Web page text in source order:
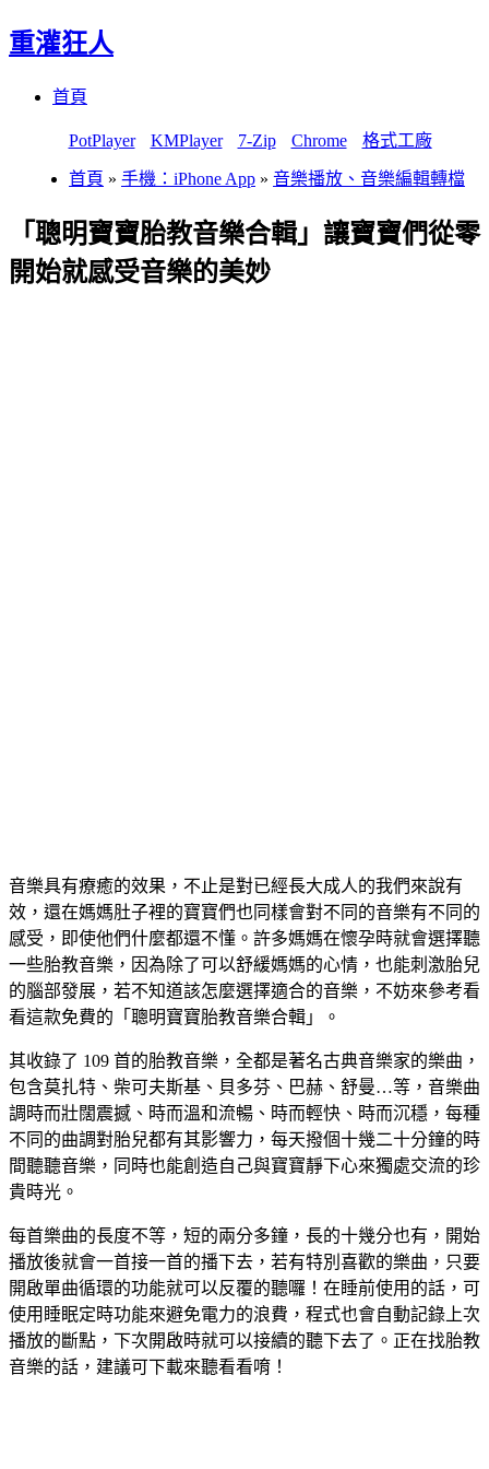
重灌狂人
首頁
PotPlayer KMPlayer 7-Zip Chrome 格式工廠
首頁 » 手機：iPhone App » 音樂播放、音樂編輯轉檔
「聰明寶寶胎教音樂合輯」讓寶寶們從零
開始就感受音樂的美妙
音樂具有療癒的效果，不止是對已經長大成人的我們來說有
效，還在媽媽肚子裡的寶寶們也同樣會對不同的音樂有不同的
感受，即使他們什麼都還不懂。許多媽媽在懷孕時就會選擇聽
一些胎教音樂，因為除了可以舒緩媽媽的心情，也能刺激胎兒
的腦部發展，若不知道該怎麼選擇適合的音樂，不妨來參考看
看這款免費的「聰明寶寶胎教音樂合輯」。
其收錄了 109 首的胎教音樂，全都是著名古典音樂家的樂曲，
包含莫扎特、柴可夫斯基、貝多芬、巴赫、舒曼…等，音樂曲
調時而壯闊震撼、時而溫和流暢、時而輕快、時而沉穩，每種
不同的曲調對胎兒都有其影響力，每天撥個十幾二十分鐘的時
間聽聽音樂，同時也能創造自己與寶寶靜下心來獨處交流的珍
貴時光。
每首樂曲的長度不等，短的兩分多鐘，長的十幾分也有，開始
播放後就會一首接一首的播下去，若有特別喜歡的樂曲，只要
開啟單曲循環的功能就可以反覆的聽囉！在睡前使用的話，可
使用睡眠定時功能來避免電力的浪費，程式也會自動記錄上次
播放的斷點，下次開啟時就可以接續的聽下去了。正在找胎教
音樂的話，建議可下載來聽看看唷！